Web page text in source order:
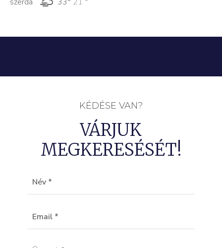
KÉDÉSE VAN?
VÁRJUK
MEGKERESÉSÉT!